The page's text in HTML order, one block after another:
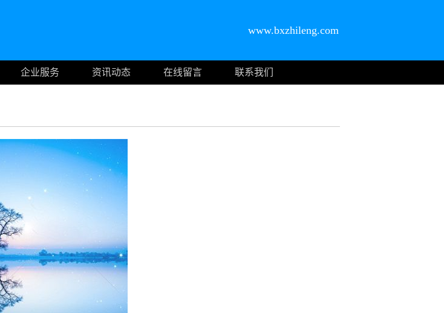
www.bxzhileng.com
企业服务 资讯动态 在线留言
联系我们